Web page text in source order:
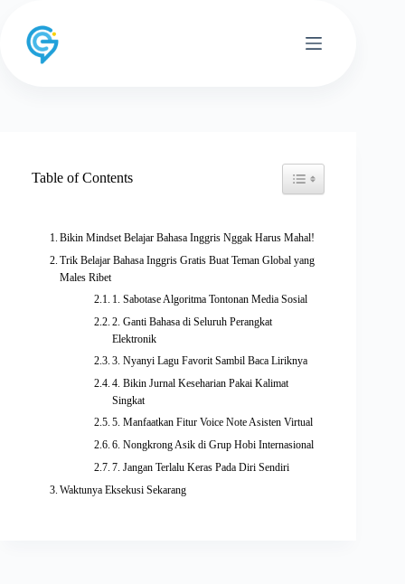
content
Table of Contents Toggle Table of Content
Bikin Mindset Belajar Bahasa Inggris Nggak Harus Mahal!
Trik Belajar Bahasa Inggris Gratis Buat Teman Global yang
Males Ribet
1. Sabotase Algoritma Tontonan Media Sosial
2. Ganti Bahasa di Seluruh Perangkat
Elektronik
3. Nyanyi Lagu Favorit Sambil Baca Liriknya
4. Bikin Jurnal Keseharian Pakai Kalimat
Singkat
5. Manfaatkan Fitur Voice Note Asisten Virtual
6. Nongkrong Asik di Grup Hobi Internasional
7. Jangan Terlalu Keras Pada Diri Sendiri
Waktunya Eksekusi Sekarang